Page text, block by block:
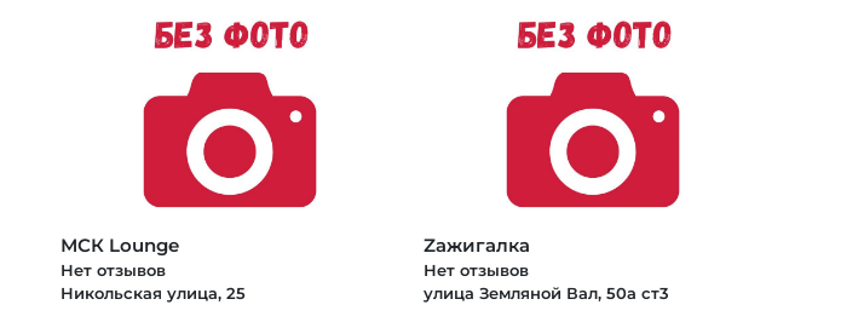
МСК Lounge
Нет отзывов
Никольская улица, 25
Zажигалка
Нет отзывов
улица Земляной Вал, 50а ст3